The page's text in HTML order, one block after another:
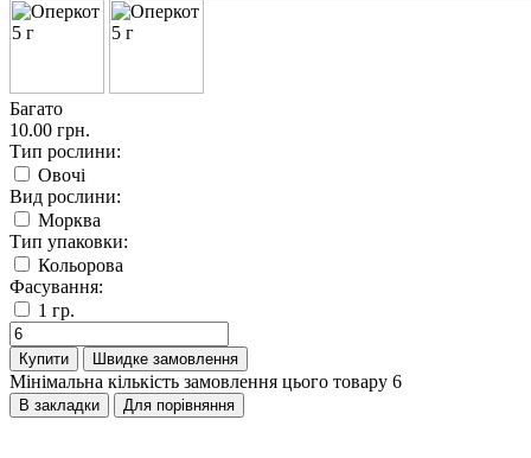
Багато
10.00 грн.
Тип рослини:
Овочі
Вид рослини:
Морква
Тип упаковки:
Кольорова
Фасування:
1 гр.
Купити Швидке замовлення
Мінімальна кількість замовлення цього товару 6
В закладки Для порівняння